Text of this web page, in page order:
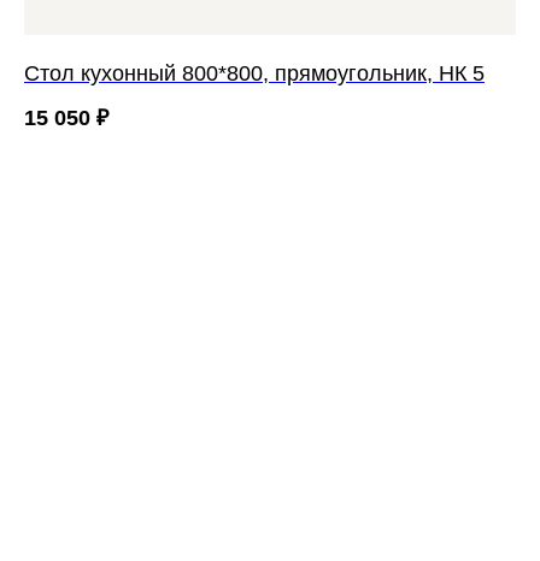
Cтол кухонный 800*800, прямоугольник, НК 5
15 050 ₽